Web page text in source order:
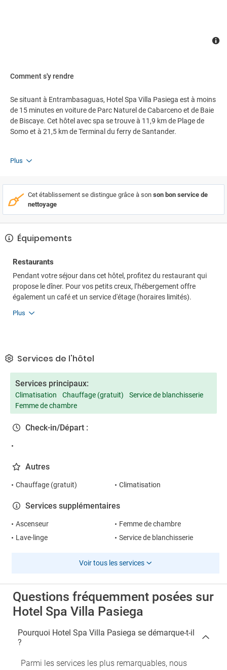
Comment s'y rendre
Se situant à Entrambasaguas, Hotel Spa Villa Pasiega est à moins
de 15 minutes en voiture de Parc Naturel de Cabarceno et de Baie
de Biscaye. Cet hôtel avec spa se trouve à 11,9 km de Plage de
Somo et à 21,5 km de Terminal du ferry de Santander.
Plus
Cet établissement se distingue grâce à son son bon service de
nettoyage
Équipements
Restaurants
Pendant votre séjour dans cet hôtel, profitez du restaurant qui
propose le dîner. Pour vos petits creux, l’hébergement offre
également un café et un service d'étage (horaires limités).
Plus
Services de l'hôtel
Services principaux:
Climatisation Chauffage (gratuit)
Service de blanchisserie
Femme de chambre
Check-in/Départ :
Autres
Chauffage (gratuit) Climatisation
Services supplémentaires
Ascenseur
Femme de chambre
Lave-linge
Service de blanchisserie
Voir tous les services
Questions fréquemment posées sur
Hotel Spa Villa Pasiega
Pourquoi Hotel Spa Villa Pasiega se démarque-t-il
?
Parmi les services les plus remarquables, nous